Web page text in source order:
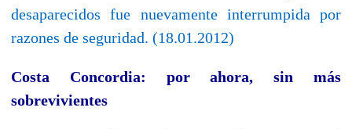
desaparecidos fue nuevamente interrumpida por
razones de seguridad. (18.01.2012)
Costa Concordia: por ahora, sin más
sobrevivientes